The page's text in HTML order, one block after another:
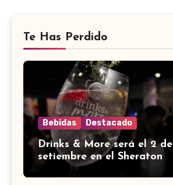
Te Has Perdido
Bebidas Destacado
Drinks & More será el 2 de
setiembre en el Sheraton